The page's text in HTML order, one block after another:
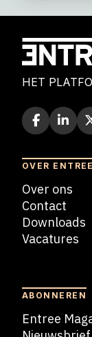
HET
OVER ENTREE
Over ons
Contact
Downloads
Vacatures
ABONNEREN
Entree